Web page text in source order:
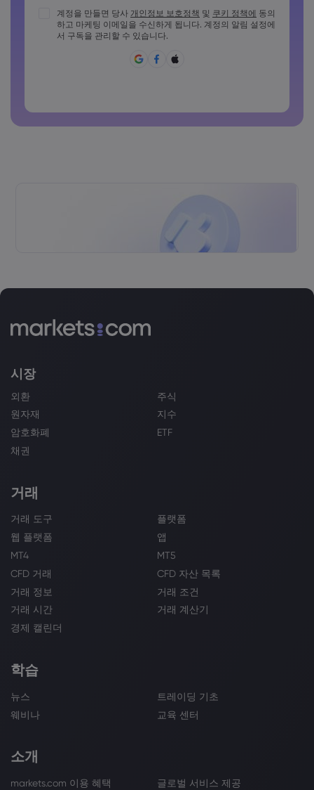
비밀번호는 최소 1개의 대문자를 포함해야 합니다
비밀번호는 최소 1개의 소문자를 포함해야 합니다
계정을 만들면 당사 개인정보 보호정책 및 쿠키 정책에 동의
하고 마케팅 이메일을 수신하게 됩니다. 계정의 알림 설정에
서 구독을 관리할 수 있습니다.
시장
외환
주식
원자재
지수
암호화폐
ETF
채권
거래
거래 도구
플랫폼
웹 플랫폼
앱
MT4
MT5
CFD 거래
CFD 자산 목록
거래 정보
거래 조건
거래 시간
거래 계산기
경제 캘린더
학습
뉴스
트레이딩 기초
웨비나
교육 센터
소개
markets.com 이용 혜택
글로벌 서비스 제공